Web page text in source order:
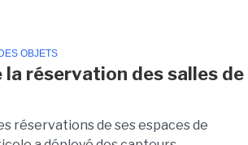
OBJETS
réservation des salles de
réservations de ses espaces de